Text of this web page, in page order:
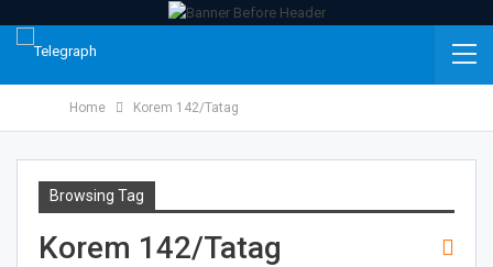
Home Korem 142/Tatag
Browsing Tag
Korem 142/Tatag